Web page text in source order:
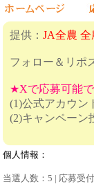
提供： JA全農
フォロー＆リポ
★Xで応募可能で
(1)公式アカウン
(2)キャンペーン
個人情報：
当選人数：5 | 応募受